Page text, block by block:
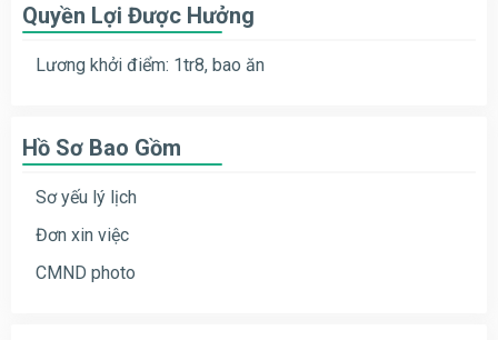
Quyền Lợi Được Hưởng
Lương khởi điểm: 1tr8, bao ăn
Hồ Sơ Bao Gồm
Sơ yếu lý lịch
Đơn xin việc
CMND photo